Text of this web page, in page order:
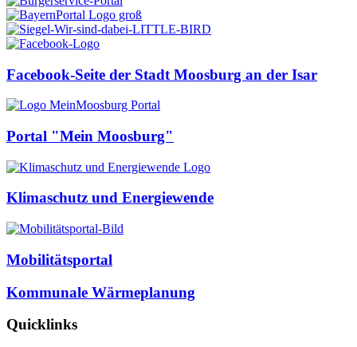
Facebook-Seite der Stadt Moosburg an der Isar
Portal "Mein Moosburg"
Klimaschutz und Energiewende
Mobilitätsportal
Kommunale Wärmeplanung
Quicklinks